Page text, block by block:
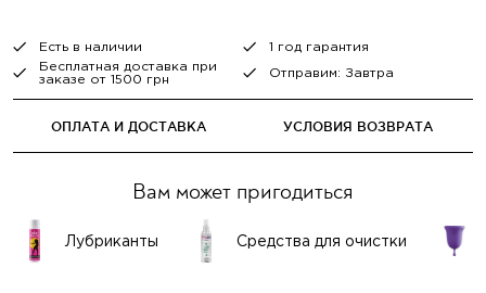
Есть в наличии
1 год гарантия
Бесплатная доставка при
заказе от 1500 грн
Отправим: Завтра
ОПЛАТА И ДОСТАВКА УСЛОВИЯ ВОЗВРАТА
Вам может пригодиться
Лубриканты Средства для очистки